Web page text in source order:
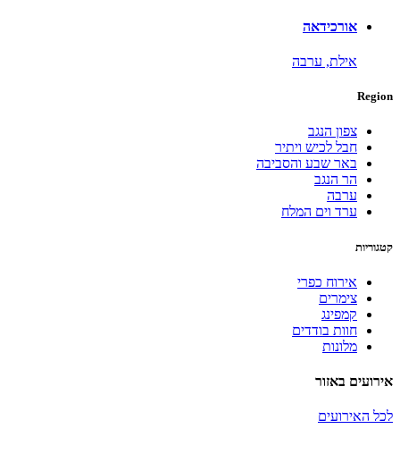
אורכידאה
אילת, ערבה
Region
צפון הנגב
חבל לכיש ויתיר
באר שבע והסביבה
הר הנגב
ערבה
ערד וים המלח
קטגוריות
אירוח כפרי
צימרים
קמפינג
חוות בודדים
מלונות
אירועים באזור
לכל האירועים